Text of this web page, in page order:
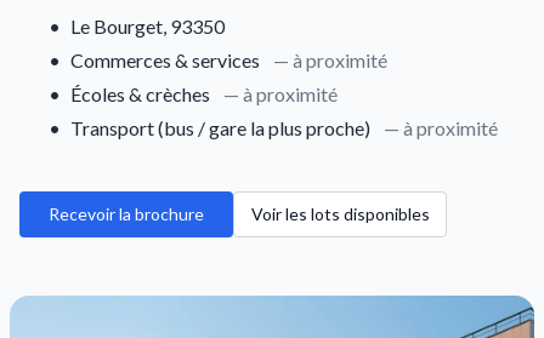
• Le Bourget, 93350
• Commerces & services
— à proximité
• Écoles & crèches
— à proximité
• Transport (bus / gare la plus proche) — à proximité
Recevoir la brochure Voir les lots disponibles